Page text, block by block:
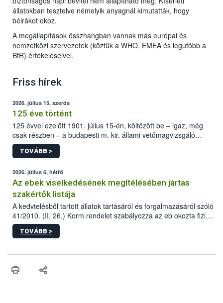
állatokban tesztelve némelyik anyagnál kimutatták, hogy
bélrákot okoz.
A megállapítások összhangban vannak más európai és
nemzetközi szervezetek (köztük a WHO, EMEA és legutóbb a
BfR) értékeléseivel.
Friss hírek
2026. július 15, szerda
125 éve történt
125 évvel ezelőtt 1901. július 15-én, költözött be – igaz, még
csak részben – a budapesti m. kir. állami vetőmagvizsgáló
állomás a Kis Rókus utca 15. szám alatti, Czigler Győző által
tervezett új épületébe.
TOVÁBB >
2026. július 6, hétfő
Az ebek viselkedésének megítélésében jártas
szakértők listája
A kedvtelésből tartott állatok tartásáról és forgalmazásáról szóló
41/2010. (II. 26.) Korm.rendelet szabályozza az eb okozta fizikai
sérülés, illetve ennek veszélye keletkezésekor felmerülő
hatósági feladatokat, valamint a veszélyes eb tartását és annak
vonni az ebek viselkedésének megítélésében jártas szakértőt.
TOVÁBB >